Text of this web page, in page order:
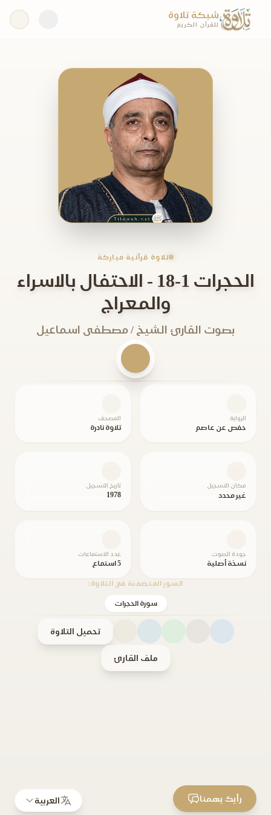
شبكة تلاوة
للقرآن الكريم
تلاوة قرآنية مباركة
الحجرات 1-18 - الاحتفال بالاسراء
والمعراج
بصوت القارئ الشيخ / مصطفى اسماعيل
الرواية
حفص عن عاصم
المصحف
تلاوة نادرة
مكان التسجيل
غير محدد
تاريخ التسجيل
1978
جودة الصوت
نسخة أصلية
عدد الاستماعات
5 استماع
السور المتضمنة في التلاوة:
سورة الحجرات
تحميل التلاوة
ملف القارئ
العربية رأيك يهمنا